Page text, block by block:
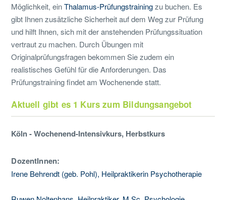
Möglichkeit, einThalamus-Prüfungstrainingzu buchen. Es
gibt Ihnen zusätzliche Sicherheit auf dem Weg zur Prüfung
und hilft Ihnen, sich mit der anstehenden Prüfungssituation
vertraut zu machen. Durch Übungen mit
Originalprüfungsfragen bekommen Sie zudem ein
realistisches Gefühl für die Anforderungen. Das
Prüfungstraining findet am Wochenende statt.
Aktuell gibt es 1 Kurs zum Bildungsangebot
Köln - Wochenend-Intensivkurs, Herbstkurs
DozentInnen:
Irene Behrendt (geb. Pohl), Heilpraktikerin Psychotherapie